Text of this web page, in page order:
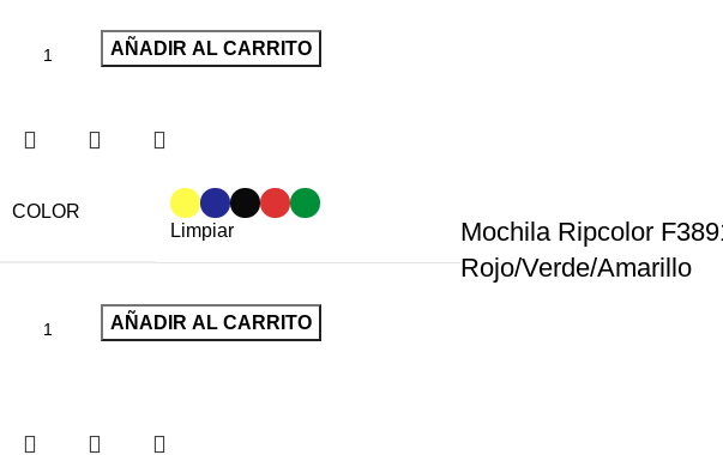
AÑADIR AL CARRITO
COLOR
Limpiar
AÑADIR AL CARRITO
Mochila Ripcolor
Rojo/Verde/Amarillo